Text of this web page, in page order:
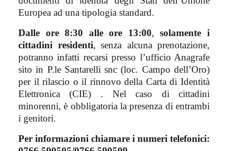
Europea ad una tipologia standard.
Dalle ore 8:30 alle ore 13:00,solamente i
cittadini residenti, senza alcuna prenotazione,
potranno infatti recarsi presso l’ufficio Anagrafe
sito in P.le Santarelli snc (loc. Campo dell’Oro)
per il rilascio o il rinnovo della Carta di Identità
Elettronica (CIE) . Nel caso di cittadini
minorenni, è obbligatoria la presenza di entrambi
i genitori.
Per informazioni chiamare i numeri telefonici: